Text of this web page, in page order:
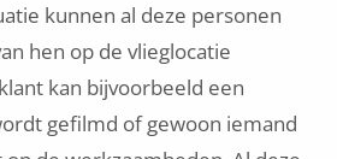
kunnen al deze personen
hen op de vlieglocatie
kan bijvoorbeeld een
gefilmd of gewoon iemand